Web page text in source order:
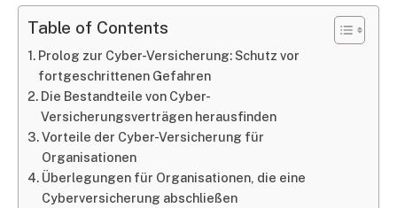
Table of Contents
Prolog zur Cyber-Versicherung: Schutz vor
fortgeschrittenen Gefahren
Die Bestandteile von Cyber-
Versicherungsverträgen herausfinden
Vorteile der Cyber-Versicherung für
Organisationen
Überlegungen für Organisationen, die eine
Cyberversicherung abschließen